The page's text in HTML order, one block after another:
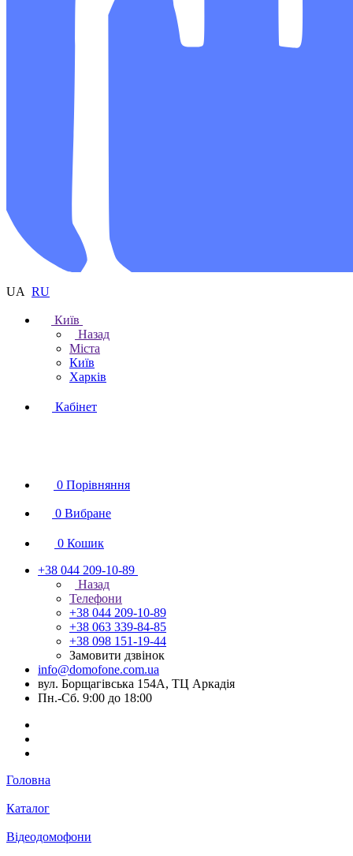
UA RU
Київ
Назад
Міста
Київ
Харків
Кабінет
0 Порівняння
0 Вибране
0 Кошик
+38 044 209-10-89
Назад
Телефони
+38 044 209-10-89
+38 063 339-84-85
+38 098 151-19-44
Замовити дзвінок
info@domofone.com.ua
вул. Борщагівська 154А, ТЦ Аркадія
Пн.-Сб. 9:00 до 18:00
Головна
Каталог
Відеодомофони